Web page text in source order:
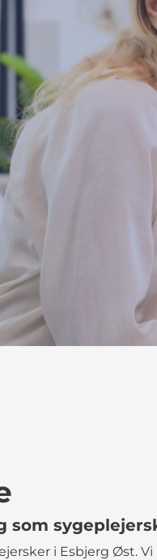
som
i Esbjerg Øst.